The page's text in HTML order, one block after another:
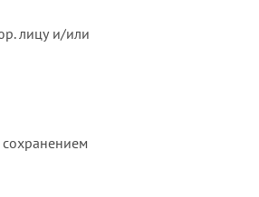
лицу и/или